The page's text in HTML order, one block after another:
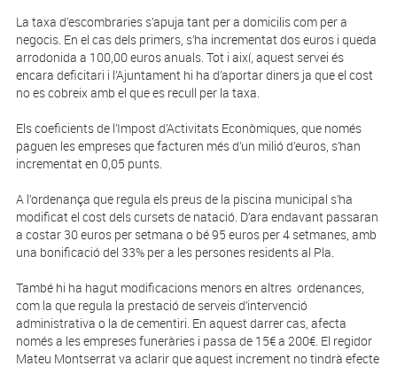
La taxa d’escombraries s’apuja tant per a domicilis com per a
negocis. En el cas dels primers, s’ha incrementat dos euros i queda
arrodonida a 100,00 euros anuals. Tot i així, aquest servei és
encara deficitari i l’Ajuntament hi ha d’aportar diners ja que el cost
no es cobreix amb el que es recull per la taxa.
Els coeficients de l’Impost d’Activitats Econòmiques, que només
paguen les empreses que facturen més d’un milió d’euros, s’han
incrementat en 0,05 punts.
A l’ordenança que regula els preus de la piscina municipal s’ha
modificat el cost dels cursets de natació. D’ara endavant passaran
a costar 30 euros per setmana o bé 95 euros per 4 setmanes, amb
una bonificació del 33% per a les persones residents al Pla.
També hi ha hagut modificacions menors en altres ordenances,
com la que regula la prestació de serveis d’intervenció
administrativa o la de cementiri. En aquest darrer cas, afecta
només a les empreses funeràries i passa de 15€ a 200€. El regidor
Mateu Montserrat va aclarir que aquest increment no tindrà efecte